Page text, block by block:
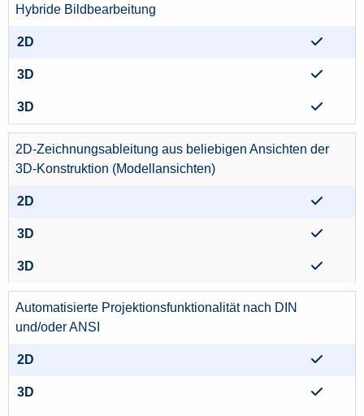
Hybride Bildbearbeitung
2D-Zeichnungsableitung aus beliebigen Ansichten der
3D-Konstruktion (Modellansichten)
Automatisierte Projektionsfunktionalität nach DIN
und/oder ANSI